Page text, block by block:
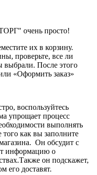
очень просто!
их в корзину.
проверьте, все ли
выбрали. После этого
«Оформить заказ»
воспользуйтесь
упрощает процесс
выполнять
как вы заполните
Он обсудит с
информацию о
он подскажет,
его доставят.